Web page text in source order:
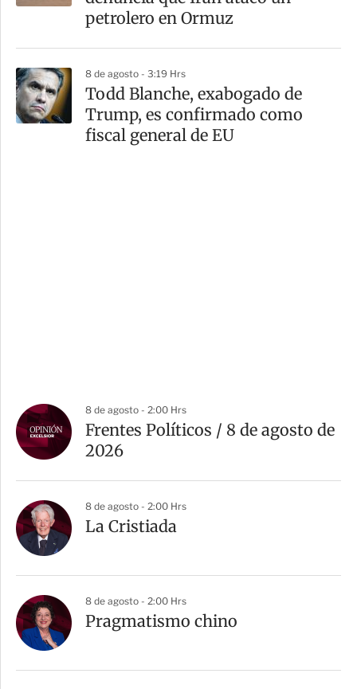
petrolero en Ormuz
8 de agosto - 3:19 Hrs
Todd Blanche, exabogado de
Trump, es confirmado como
fiscal general de EU
8 de agosto - 2:00 Hrs
Frentes Políticos / 8 de agosto de
2026
8 de agosto - 2:00 Hrs
La Cristiada
8 de agosto - 2:00 Hrs
Pragmatismo chino